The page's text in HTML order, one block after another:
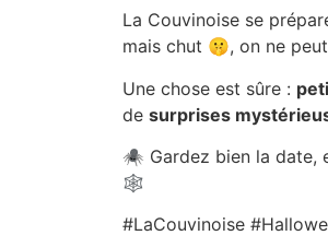
La Couvinoise se
mais chut 🤫, on ne
Une chose est sûre :
de surprises
🕷️ Gardez bien la date,
🕸️
#LaCouvinoise